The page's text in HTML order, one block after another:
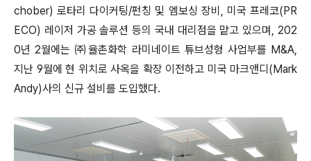
chober) 로타리 다이커팅/펀칭 및 엠보싱 장비, 미국 프레코(PR
ECO) 레이저 가공 솔루션 등의 국내 대리점을 맡고 있으며, 202
0년 2월에는 ㈜율촌화학 라미네이트 튜브성형 사업부를 M&A,
지난 9월에 현 위치로 사옥을 확장 이전하고 미국 마크앤디(Mark
Andy)사의 신규 설비를 도입했다.